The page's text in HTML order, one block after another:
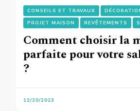
CONSEILS ET TRAVAUX
PROJET MAISON
REVÊTEMENTS
Comment choisir la
parfaite pour votre
?
12/20/2023